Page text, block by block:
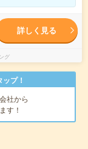
詳しく見る
グ
プ！
社から
す！